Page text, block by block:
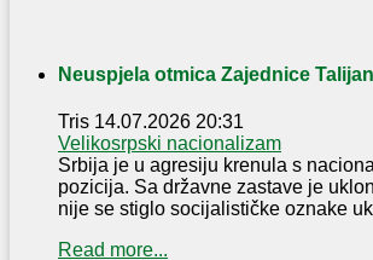
Neuspjela otmica Zajednice
Tris 14.07.2026 20:31
Velikosrpski nacionalizam
Srbija je u agresiju krenula s
pozicija. Sa državne zastave je
nije se stiglo socijalističke oznake
Read more...